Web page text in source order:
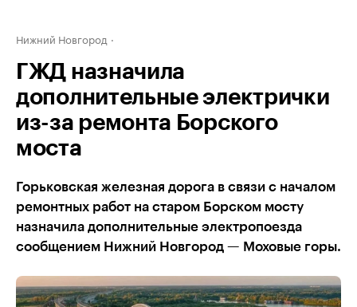
Нижний Новгород
ГЖД назначила
дополнительные электрички
из-за ремонта Борского
моста
Горьковская железная дорога в связи с началом
ремонтных работ на старом Борском мосту
назначила дополнительные электропоезда
сообщением Нижний Новгород — Моховые горы.